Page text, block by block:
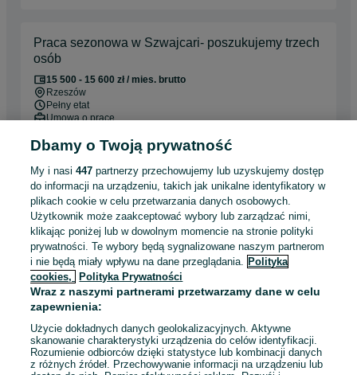
Praca sezonowa w Szwajcari- poszukujemy trzech
osób
15 500 - 15 600 zł / mies. brutto
Rzeszów
Pełny etat
Umowa o pracę
Doświadczenie nie jest wymagane
28 lipca 2026
Zbiór pieczarek w Holandii. Sortowanie
i pakowanie!
Contrain
10 000 - 12 500 zł / mies. brutto
Warszawa, Śródmieście
Pełny etat
Umowa o pracę
Kraj: Holandia
Doświadczenie nie jest wymagane
Pracownicy z Ukrainy: 🇺🇦 Запрошуємо людей з України
Dbamy o Twoją prywatność
My i nasi447 partnerzy przechowujemy lub uzyskujemy dostęp
do informacji na urządzeniu, takich jak unikalne identyfikatory w
plikach cookie w celu przetwarzania danych osobowych.
Użytkownik może zaakceptować wybory lub zarządzać nimi,
klikając poniżej lub w dowolnym momencie na stronie polityki
prywatności. Te wybory będą sygnalizowane naszym partnerom
i nie będą miały wpływu na dane przeglądania. Polityka
cookies,
Polityka Prywatności
Wraz z naszymi partnerami przetwarzamy dane w celu
zapewnienia:
Użycie dokładnych danych geolokalizacyjnych. Aktywne
skanowanie charakterystyki urządzenia do celów identyfikacji.
Rozumienie odbiorców dzięki statystyce lub kombinacji danych
z różnych źródeł. Przechowywanie informacji na urządzeniu lub